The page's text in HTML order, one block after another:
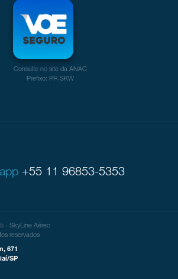
Consulte no site da ANAC
Prefixo: PR-SKW
+55 11 96853-5353
- SkyLine Aéreo
reservados
671
SP